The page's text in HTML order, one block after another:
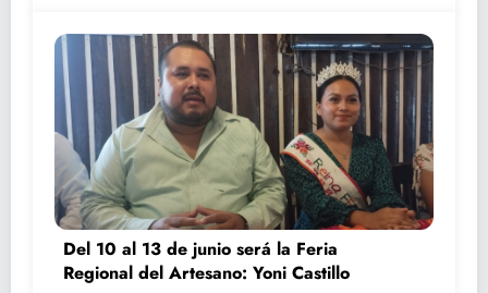
Del 10 al 13 de junio será la Feria
Regional del Artesano: Yoni Castillo